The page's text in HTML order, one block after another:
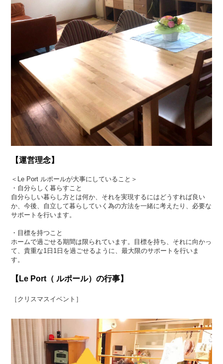
【運営理念】
＜Le Port ​ルポールが大事にしていること＞
・自分らしく暮らすこと​
自分らしい暮らし方とは何か、それを実現するにはどうすれば良い
か、今後、自立して暮らしていく為の方法を一緒に考えたり、必要な
サポートを行います。
・​目標を持つこと
ホームで過ごせる期間は限られています。目標を持ち、それに向かっ
て、貴重な1日1日を過ごせるように、最大限のサポートを行いま
す。
【Le Port（ ルポール）の行事】
［クリスマスイベント］